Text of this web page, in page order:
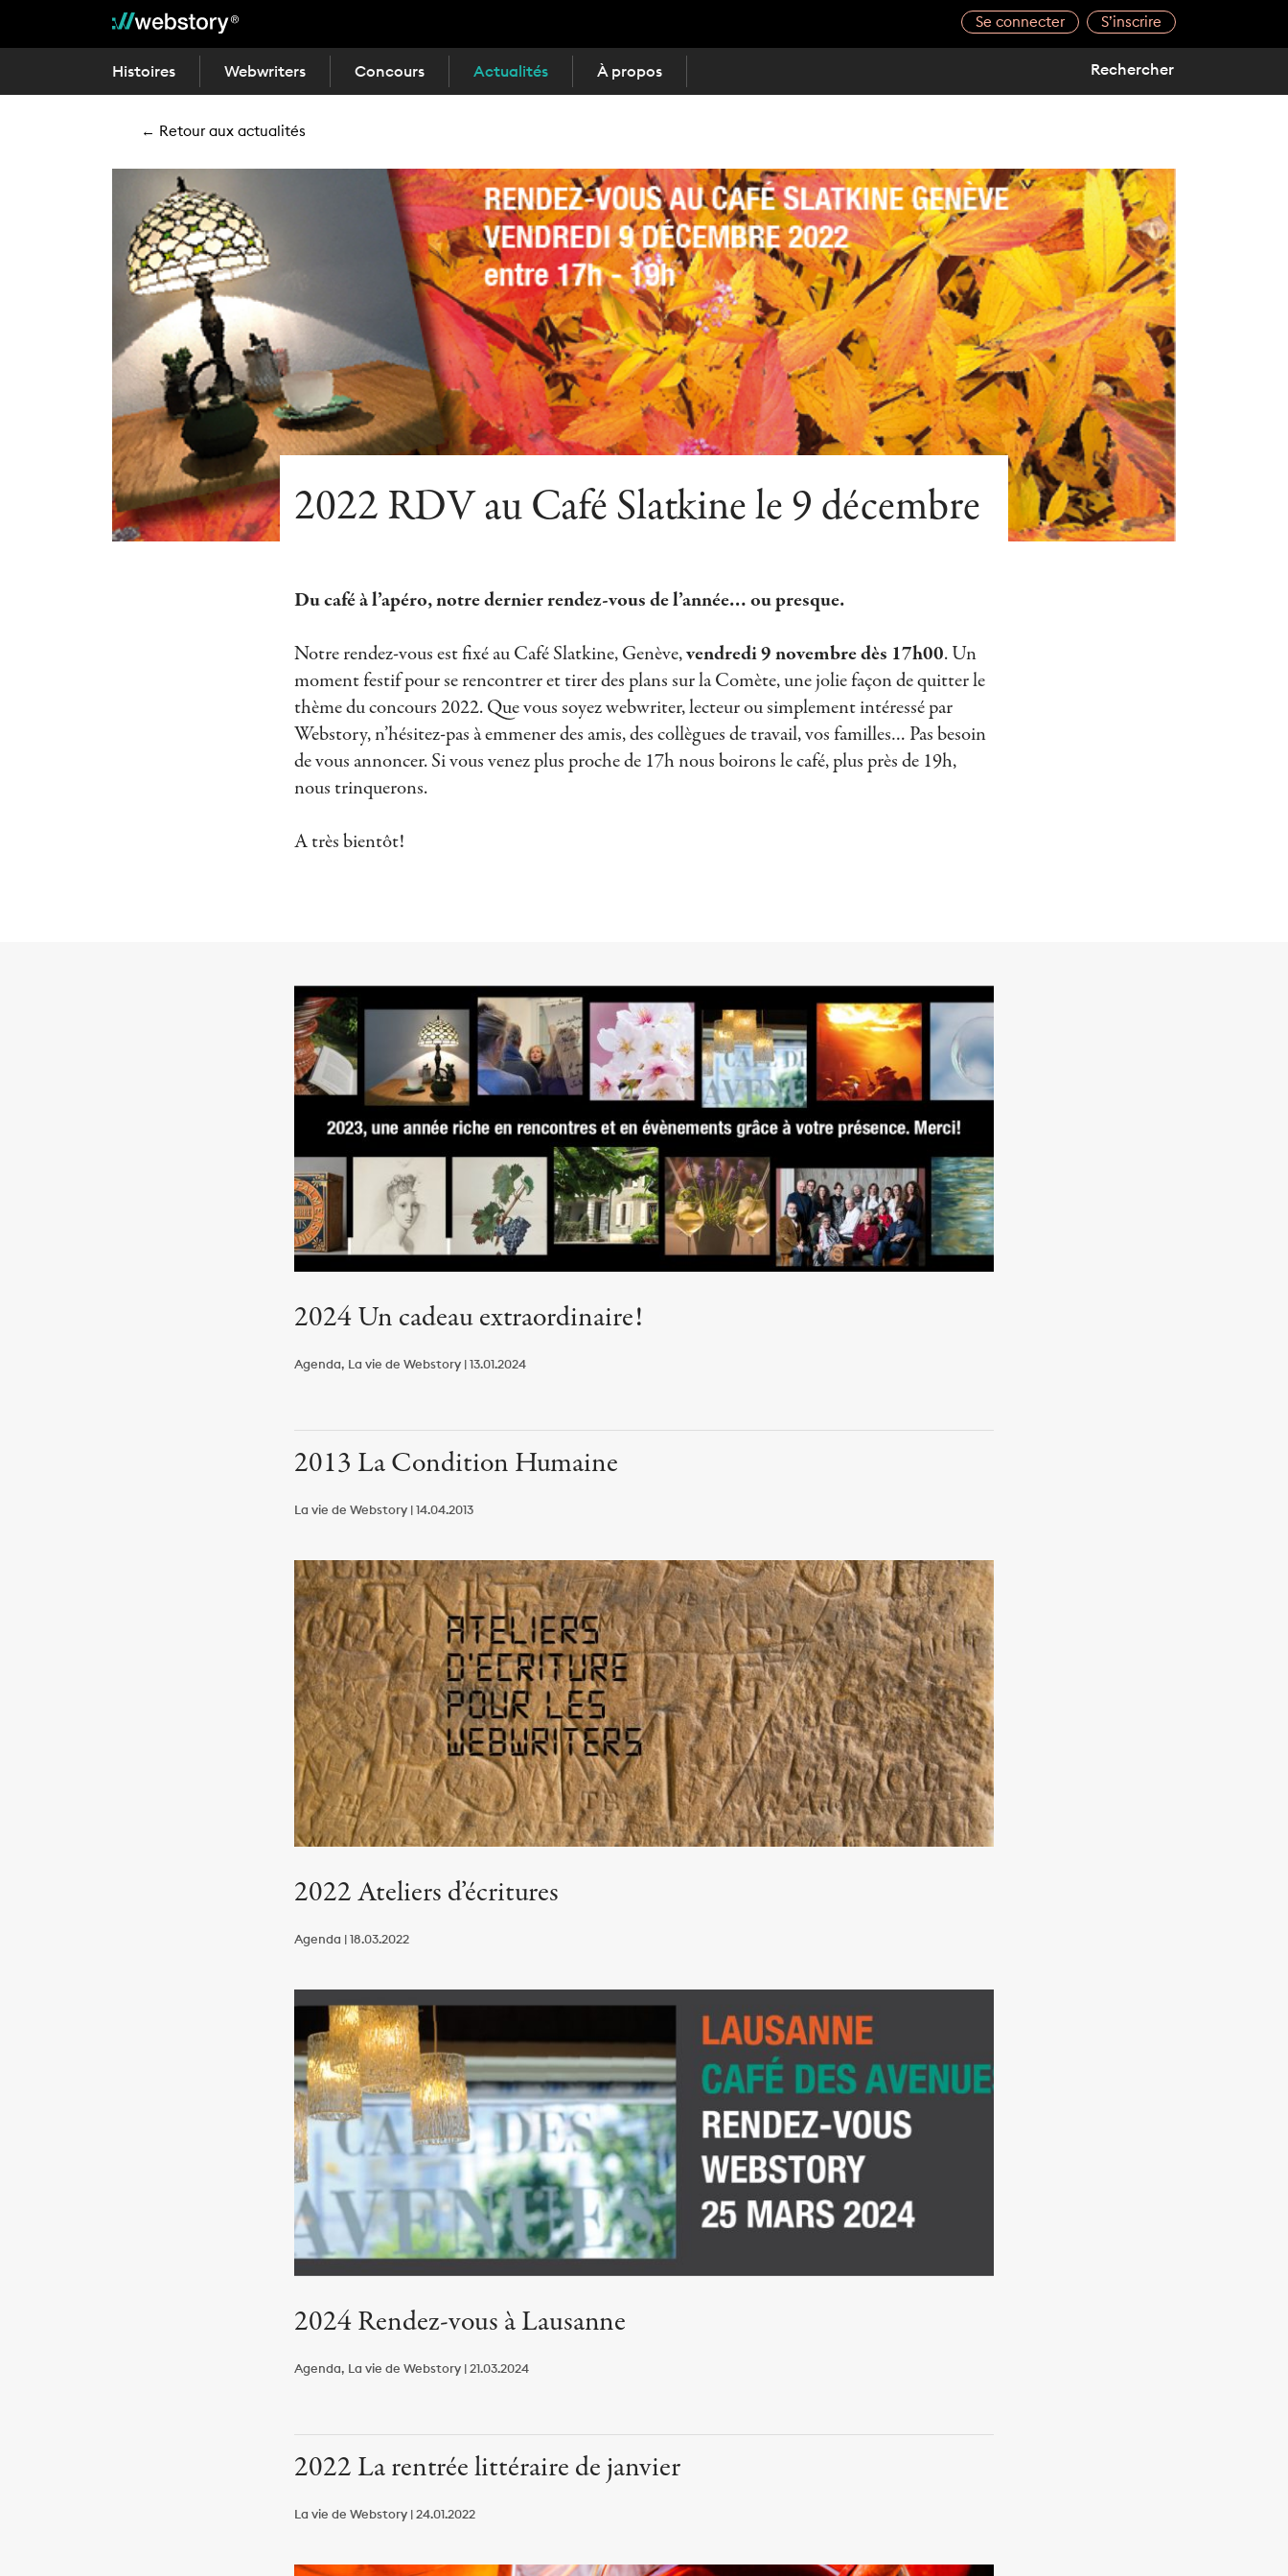
Se connecter S’inscrire
Histoires Webwriters Concours Actualités À propos
← Retour aux actualités
2022 RDV au Café Slatkine le 9 décembre
Du café à l’apéro, notre dernier rendez-vous de l’année… ou presque.
Notre rendez-vous est fixé au Café Slatkine, Genève,vendredi 9 novembre dès 17h00. Un
moment festif pour se rencontrer et tirer des plans sur la Comète, une jolie façon de quitter le
thème du concours 2022. Que vous soyez webwriter, lecteur ou simplement intéressé par
Webstory, n’hésitez-pas à emmener des amis, des collègues de travail, vos familles… Pas besoin
de vous annoncer. Si vous venez plus proche de 17h nous boirons le café, plus près de 19h,
nous trinquerons.
A très bientôt!
2024 Un cadeau extraordinaire!
Agenda, La vie de Webstory | 13.01.2024
2013 La Condition Humaine
La vie de Webstory | 14.04.2013
2022 Ateliers d’écritures
Agenda | 18.03.2022
2024 Rendez-vous à Lausanne
Agenda, La vie de Webstory | 21.03.2024
2022 La rentrée littéraire de janvier
La vie de Webstory | 24.01.2022